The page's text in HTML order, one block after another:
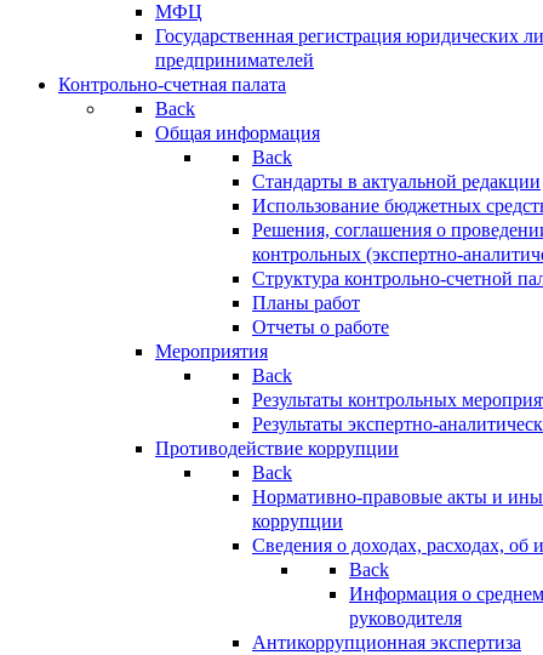
МФЦ
Государственная регистрация юридических
предпринимателей
Контрольно-счетная палата
Back
Общая информация
Back
Стандарты в актуальной редакции
Использование бюджетных
Решения, соглашения о
контрольных (экспертно-
Структура контрольно-счетной
Планы работ
Отчеты о работе
Мероприятия
Back
Результаты контрольных
Результаты экспертно-
Противодействие коррупции
Back
Нормативно-правовые акты и
коррупции
Сведения о доходах, расходах, об
Back
Информация о
руководителя
Антикоррупционная экспертиза